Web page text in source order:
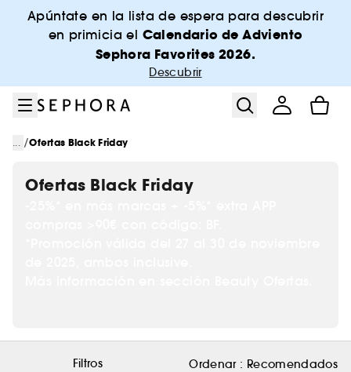
Ir al menú
Ir al contenido principal
Ir al pie de página
Apúntate en la lista de espera para descubrir
en primicia el Calendario de Adviento
Sephora Favorites 2026.
Descubrir
... /Ofertas Black Friday
Ofertas Black Friday
Filtros Ordenar : Recomendados